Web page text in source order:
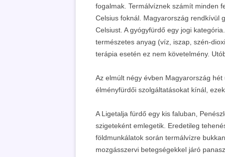
fogalmak. Termálvíznek számít minden
Celsius foknál. Magyarország rendkívül
Celsiust. A gyógyfürdő egy jogi
természetes anyag (víz, iszap, szén-
terápia esetén ez nem követelmény.
Az elmúlt négy évben Magyarország
élményfürdői szolgáltatásokat kínál,
A Ligetalja fürdő egy kis faluban,
szigeteként emlegetik. Eredetileg
földmunkálatok során termálvízre
mozgásszervi betegségekkel járó